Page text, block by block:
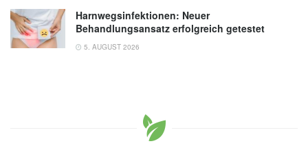
Harnwegsinfektionen: Neuer
Behandlungsansatz erfolgreich getestet
5. AUGUST 2026